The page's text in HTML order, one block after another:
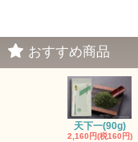
おすすめ商品
天下一(90g)
2,160円(税160円)